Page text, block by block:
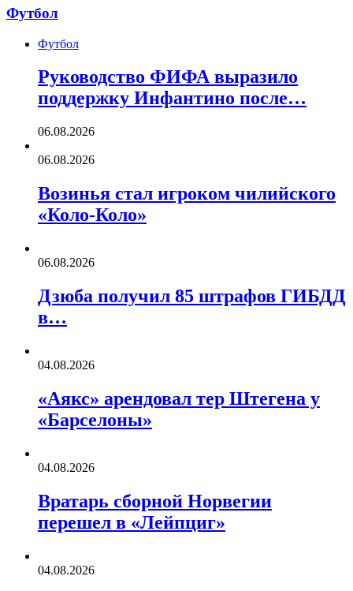
Футбол
Футбол
Руководство ФИФА выразило
поддержку Инфантино после…
06.08.2026
06.08.2026
Возинья стал игроком чилийского
«Коло-Коло»
06.08.2026
Дзюба получил 85 штрафов ГИБДД
в…
04.08.2026
«Аякс» арендовал тер Штегена у
«Барселоны»
04.08.2026
Вратарь сборной Норвегии
перешел в «Лейпциг»
04.08.2026